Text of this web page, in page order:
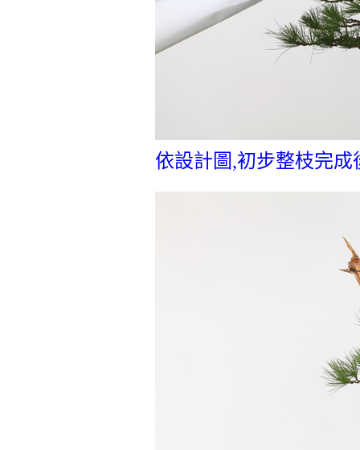
依設計圖,初步整枝完成